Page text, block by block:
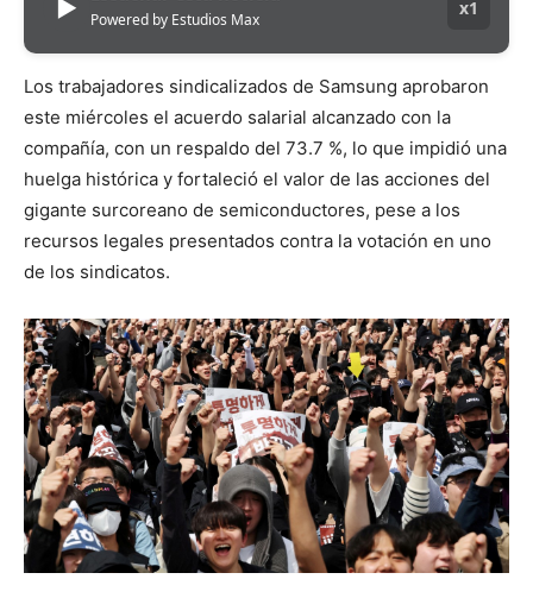
▶ Powered by Estudios Max
x1
Los trabajadores sindicalizados de Samsung aprobaron
este miércoles el acuerdo salarial alcanzado con la
compañía, con un respaldo del 73.7 %, lo que impidió una
huelga histórica y fortaleció el valor de las acciones del
gigante surcoreano de semiconductores, pese a los
recursos legales presentados contra la votación en uno
de los sindicatos.